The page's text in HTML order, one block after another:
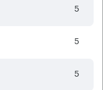
5
5
5